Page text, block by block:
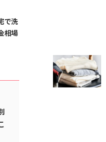
で洗
相場